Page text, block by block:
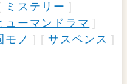
[ ミステリー ]
ューマンドラマ ]
モノ ] [ サスペンス ]